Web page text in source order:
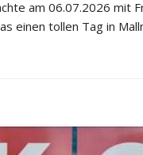
am 06.07.2026 mit
einen tollen Tag in